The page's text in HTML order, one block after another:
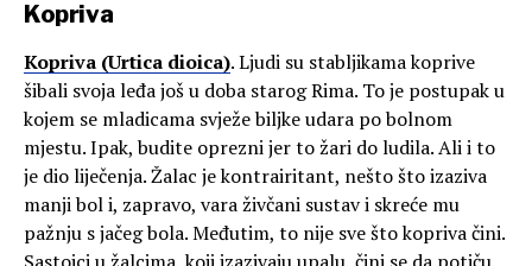
Kopriva
Kopriva (Urtica dioica). Ljudi su stabljikama koprive
šibali svoja leđa još u doba starog Rima. To je postupak u
kojem se mladicama svježe biljke udara po bolnom
mjestu. Ipak, budite oprezni jer to žari do ludila. Ali i to
je dio liječenja. Žalac je kontrairitant, nešto što izaziva
manji bol i, zapravo, vara živčani sustav i skreće mu
pažnju s jačeg bola. Međutim, to nije sve što kopriva čini.